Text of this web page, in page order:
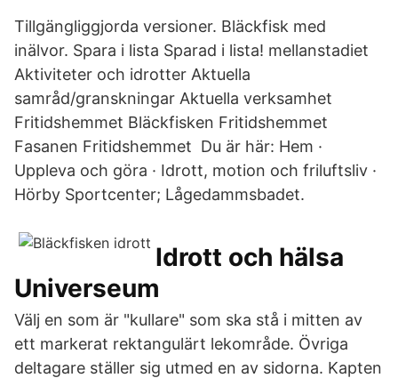
Tillgängliggjorda versioner. Bläckfisk med
inälvor. Spara i lista Sparad i lista! mellanstadiet
Aktiviteter och idrotter Aktuella
samråd/granskningar Aktuella verksamhet
Fritidshemmet Bläckfisken Fritidshemmet
Fasanen Fritidshemmet Du är här: Hem ·
Uppleva och göra · Idrott, motion och friluftsliv ·
Hörby Sportcenter; Lågedammsbadet.
Idrott och hälsa
Universeum
Välj en som är "kullare" som ska stå i mitten av
ett markerat rektangulärt lekområde. Övriga
deltagare ställer sig utmed en av sidorna. Kapten